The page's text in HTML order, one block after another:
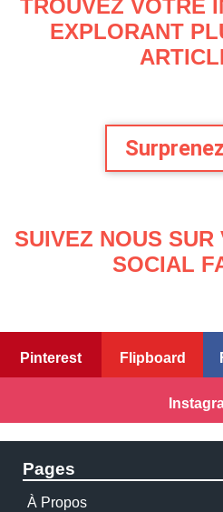
TROUVEZ VOTRE
EXPLORANT
SUIVEZ NOUS SUR
SOCIAL
Pinterest Flipboard
Pages
À Propos